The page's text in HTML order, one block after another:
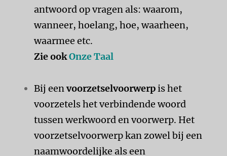
antwoord op vragen als: waarom,
wanneer, hoelang, hoe, waarheen,
waarmee etc.
Zie ookOnze Taal
Bij een voorzetselvoorwerpis het
voorzetels het verbindende woord
tussen werkwoord en voorwerp. Het
voorzetselvoorwerp kan zowel bij een
naamwoordelijke als een